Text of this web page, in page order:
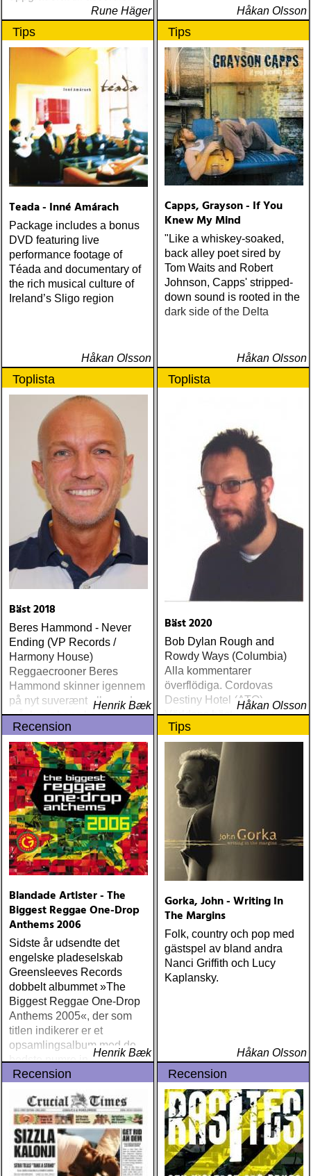
Rune Häger
Håkan Olsson
Tips
Teada - Inné Amárach
Package includes a bonus
DVD featuring live
performance footage of
Téada and documentary of
the rich musical culture of
Ireland’s Sligo region
Håkan Olsson
Tips
Capps, Grayson - If You
Knew My Mind
"Like a whiskey-soaked,
back alley poet sired by
Tom Waits and Robert
Johnson, Capps' stripped-
down sound is rooted in the
dark side of the Delta
Håkan Olsson
Toplista
Bäst 2018
Beres Hammond - Never
Ending (VP Records /
Harmony House)
Reggaecrooner Beres
Hammond skinner igennem
på nyt suverænt album, der
måske er hans bedste
gennem tiderne
Henrik Bæk
Toplista
Bäst 2020
Bob Dylan Rough and
Rowdy Ways (Columbia)
Alla kommentarer
överflödiga. Cordovas
Destiny Hotel (ATO)
Världens bästa liveband
visar nu klassen även på
skiva
Håkan Olsson
Recension
Blandade Artister - The
Biggest Reggae One-Drop
Anthems 2006
Sidste år udsendte det
engelske pladeselskab
Greensleeves Records
dobbelt albummet »The
Biggest Reggae One-Drop
Anthems 2005«, der som
titlen indikerer er et
opsamlingsalbum med de
bedste numre indenfor den
populære reggaestil kaldet
Henrik Bæk
Tips
Gorka, John - Writing In
The Margins
Folk, country och pop med
gästspel av bland andra
Nanci Griffith och Lucy
Kaplansky.
Håkan Olsson
Recension Recension